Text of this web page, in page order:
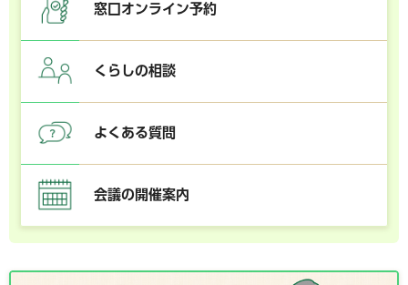
窓口オンライン予約
くらしの相談
よくある質問
会議の開催案内